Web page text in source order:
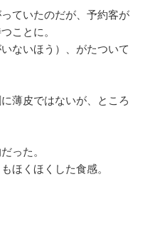
ていたのだが、予約客が
ことに。
ないほう）、がたついて
薄皮ではないが、ところ
った。
ほくほくした食感。